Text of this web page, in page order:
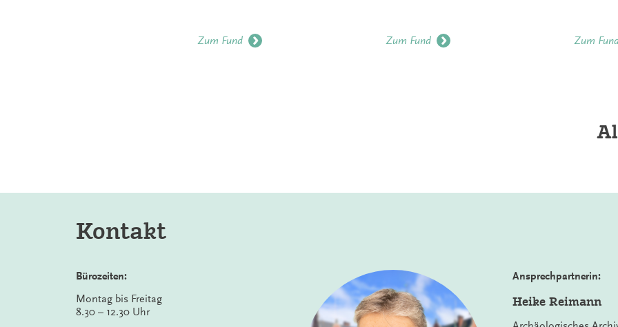
Zum Fund Zum Fund Zum
Kontakt
Bürozeiten:
Montag bis Freitag
8.30 – 12.30 Uhr
Ansprechpartnerin:
Heike Reimann